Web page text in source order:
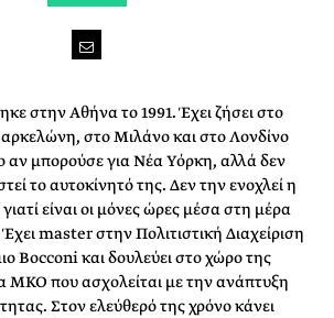
στην Αθήνα το 1991. Έχει ζήσει στο
στο Μιλάνο και στο Λονδίνο
αν μπορούσε για Νέα Υόρκη, αλλά δεν
το αυτοκίνητό της. Δεν την ενοχλεί η
είναι οι μόνες ώρες μέσα στη μέρα
master στην Πολιτιστική Διαχείριση
Bocconi και δουλεύει στο χώρο της
ΜΚΟ που ασχολείται με την ανάπτυξη
Στον ελεύθερό της χρόνο κάνει